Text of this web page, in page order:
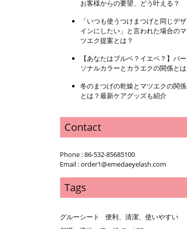
お客様からの要望、どう叶える？
「いつも使うつけまつげと同じデザ
インにしたい」と言われた場合のマ
ツエク提案とは？
【あなたはブルベ？イエベ？】パー
ソナルカラーとカラエクの関係とは
冬のまつげの乾燥とマツエクの関係
とは？最新ケアグッズも紹介
Contact
Phone : 86-532-85685100
Email : order1@emedaeyelash.com
Tags
グルーシート
便利、清潔、使いやすい